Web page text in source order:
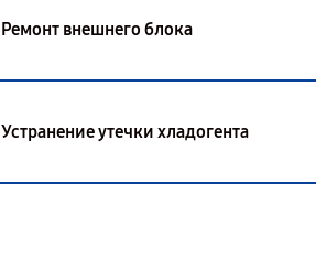
Ремонт внешнего блока
Устранение утечки хладогента